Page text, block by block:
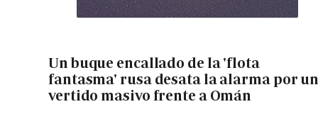
Un buque encallado de la 'flota
fantasma' rusa desata la alarma por
vertido masivo frente a Omán